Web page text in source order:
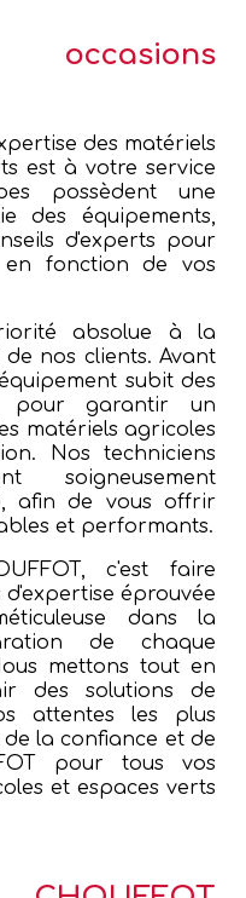
des matériels
est à votre service
possèdent une
des équipements,
d'experts pour
fonction de vos
absolue à la
nos clients. Avant
subit des
pour garantir un
matériels agricoles
Nos techniciens
soigneusement
afin de vous offrir
et performants.
c'est faire
éprouvée
dans la
de chaque
mettons tout en
des solutions de
attentes les plus
la confiance et de
pour tous vos
et espaces verts